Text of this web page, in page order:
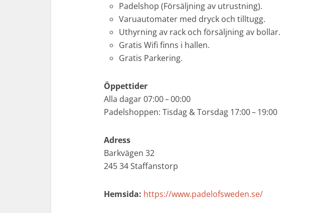
Padelshop (Försäljning av utrustning).
Varuautomater med dryck och tilltugg.
Uthyrning av rack och försäljning av bollar.
Gratis Wifi finns i hallen.
Gratis Parkering.
Öppettider
Alla dagar 07:00 – 00:00
Padelshoppen: Tisdag & Torsdag 17:00 – 19:00
Adress
Barkvägen 32
245 34 Staffanstorp
Hemsida: https://www.padelofsweden.se/